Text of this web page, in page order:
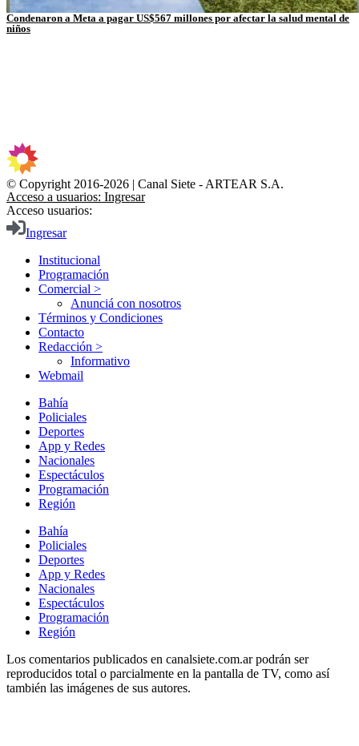
Condenaron a Meta a pagar US$567 millones por afectar la salud mental de
niños
© Copyright 2016-2026 | Canal Siete - ARTEAR S.A.
Acceso a usuarios: Ingresar
Acceso usuarios:
Ingresar
Institucional
Programación
Comercial >
Anunciá con nosotros
Términos y Condiciones
Contacto
Redacción >
Informativo
Webmail
Bahía
Policiales
Deportes
App y Redes
Nacionales
Espectáculos
Programación
Región
Bahía
Policiales
Deportes
App y Redes
Nacionales
Espectáculos
Programación
Región
Los comentarios publicados en canalsiete.com.ar podrán ser
reproducidos total o parcialmente en la pantalla de TV, como así
también las imágenes de sus autores.